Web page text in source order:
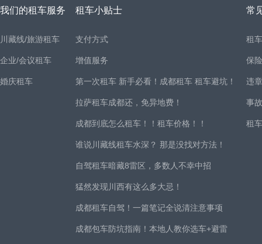
我们的租车服务
川藏线/旅游租车
企业/会议租车
婚庆租车
租车小贴士
支付方式
增值服务
第一次租车 新手必看！成都租车 租车避坑！
拉萨租车成都还，免异地费！
成都到底怎么租车！！租车价格！！
谁说川藏线租车水深？ 那是没找对方法！
自驾租车暗藏8雷区，多数人不幸中招
猛然发现川西有这么多大忌！
成都租车自驾！一篇笔记全说清注意事项
成都包车防坑指南！本地人教你选车+避雷
常
租
保
违
事
租